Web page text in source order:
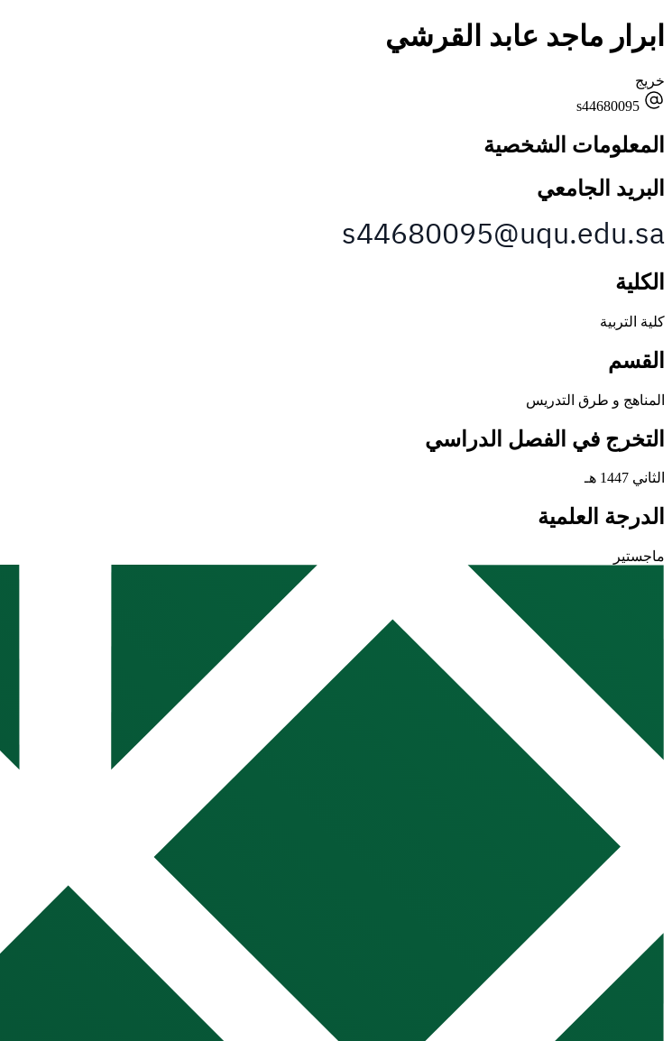
ابرار ماجد عابد القرشي
خريج
s44680095
المعلومات الشخصية
البريد الجامعي
الكلية
كلية التربية
القسم
المناهج و طرق التدريس
التخرج في الفصل الدراسي
الثاني 1447 هـ
الدرجة العلمية
ماجستير